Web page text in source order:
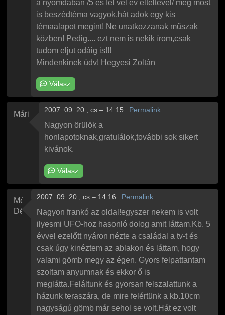
a nyomdában /5 és fél vél év elteltével/ még most
is beszédtéma vagyok,hát adok egy kis
témaalapot megint! Ne unatkozzanak műszak
közben! Pedig.... ezt nem is nekik írom,csak
tudom eljut odáig is!!!
Mindenkinek üdv! Hegyesi Zoltán
Válasz
Mária 2007. 09. 20., cs – 14:15 Permalink
Nagyon örülök a
honlapotoknak,gratulálok,további sok sikert
kivánok.
Válasz
Mészáros
Dénes
2007. 09. 20., cs – 14:16 Permalink
Nagyon frankó az oldal!egyszer nekem is volt
ilyesmi UFO-hoz hasonló dolog amit láttam.Kb. 5
évvel ezelőtt nyáron nézte a családal a tv-t és
csak úgy kinéztem az ablakon és láttam, hogy
valami gömb megy az égen. Gyors felpattantam
szoltam anyumnak és ekkor ő is
meglátta.Feláltunk és gyorsan felszalattunk a
házunk teraszára, de mire felértünk a kb.10cm
nagyságú gömb már sehol se volt.Hát ez volt